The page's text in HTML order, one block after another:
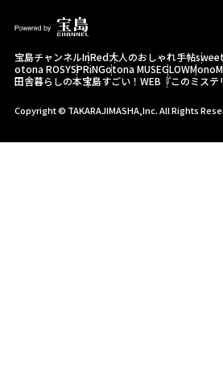
宝島チャンネルInRed大人のおしゃれ手帖sweet
otona ROSYSPRiNGotona MUSEGLOW
田舎暮らしの本宝島すごい！WEB 『このミス
Copyright © TAKARAJIMASHA,Inc. All Rights